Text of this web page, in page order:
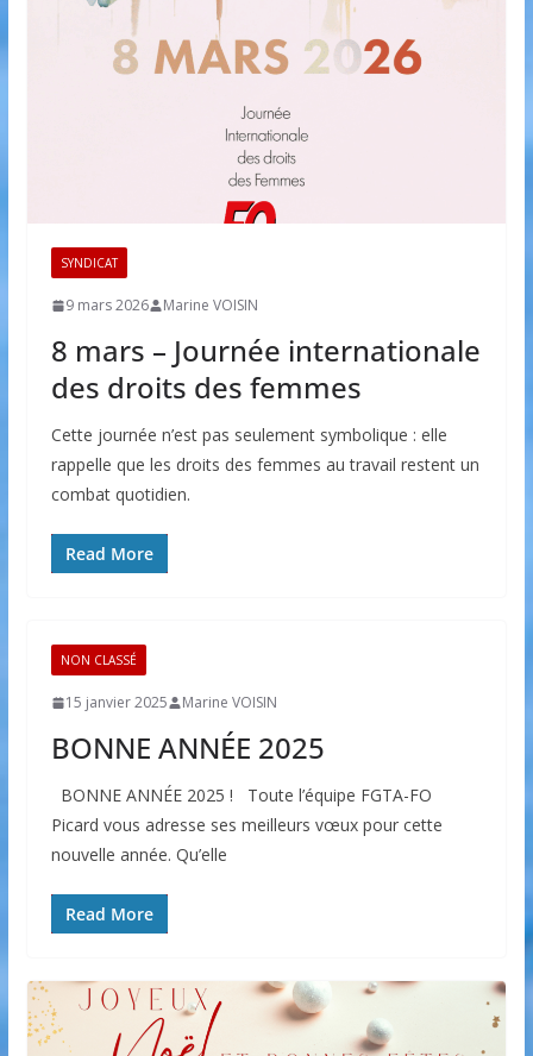
SYNDICAT
9 mars 2026 Marine VOISIN
8 mars – Journée internationale
des droits des femmes
Cette journée n’est pas seulement symbolique : elle
rappelle que les droits des femmes au travail restent un
combat quotidien.
Read More
NON CLASSÉ
15 janvier 2025 Marine VOISIN
BONNE ANNÉE 2025
BONNE ANNÉE 2025 ! Toute l’équipe FGTA-FO
Picard vous adresse ses meilleurs vœux pour cette
nouvelle année. Qu’elle
Read More